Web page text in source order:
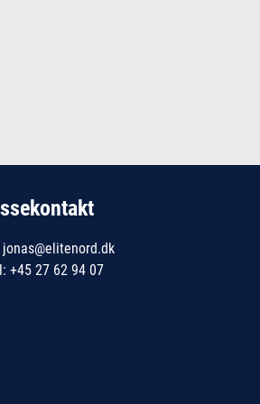
+45 27 62 94 07